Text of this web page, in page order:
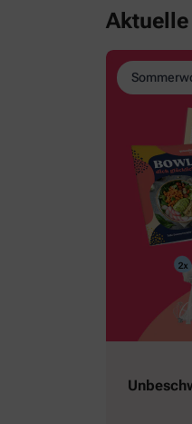
Aktuelle